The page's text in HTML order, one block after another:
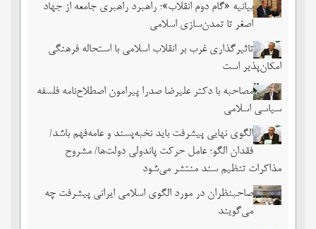
بیانیه «گام دوم انقلاب»؛ راهبرد راهبری جامعه از جهاد
اصغر تا تمدن‌سازی اسلامی
تاثیرگذاری غرب بر انقلاب اسلامی با استحاله فرهنگی
امکان‌پذیر است
مصاحبه با دکتر علیرضا صدرا پیرامون اصطلاح‌نامه فلسفه
سیاسی اسلامی
الگوی نهایی پیشرفت باید نخبه‌پسند و عامه‌فهم باشد/
فقدان الگو؛ عامل حرکت پاندولی دولت‌ها/ مشروح
مذاکرات تنظیم سند منتشر می‌شود
صاحبنظران در مورد الگوی اسلامی ایرانی پیشرفت چه
می‌گویند